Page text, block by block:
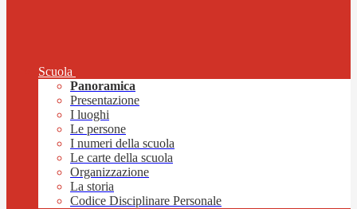
Scuola
Panoramica
Presentazione
I luoghi
Le persone
I numeri della scuola
Le carte della scuola
Organizzazione
La storia
Codice Disciplinare Personale